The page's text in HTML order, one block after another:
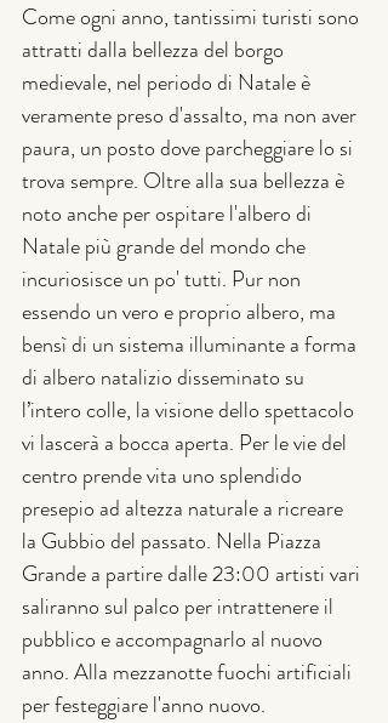
Come ogni anno, tantissimi turisti sono
attratti dalla bellezza del borgo
medievale, nel periodo di Natale è
veramente preso d'assalto, ma non aver
paura, un posto dove parcheggiare lo si
trova sempre. Oltre alla sua bellezza è
noto anche per ospitare l'albero di
Natale più grande del mondo che
incuriosisce un po' tutti. Pur non
essendo un vero e proprio albero, ma
bensì di un sistema illuminante a forma
di albero natalizio disseminato su
l’intero colle, la visione dello spettacolo
vi lascerà a bocca aperta. Per le vie del
centro prende vita uno splendido
presepio ad altezza naturale a ricreare
la Gubbio del passato. Nella Piazza
Grande a partire dalle 23:00 artisti vari
saliranno sul palco per intrattenere il
pubblico e accompagnarlo al nuovo
anno. Alla mezzanotte fuochi artificiali
per festeggiare l'anno nuovo.